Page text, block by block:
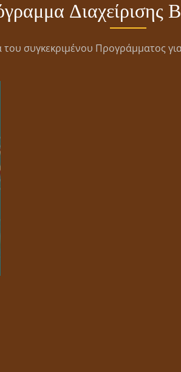
Διαχείρισης
του συγκεκριμένου Προγράμματος